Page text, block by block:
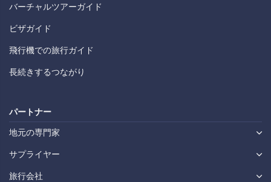
バーチャルツアーガイド
ビザガイド
飛行機での旅行ガイド
長続きするつながり
パートナー
地元の専門家
サプライヤー
旅行会社